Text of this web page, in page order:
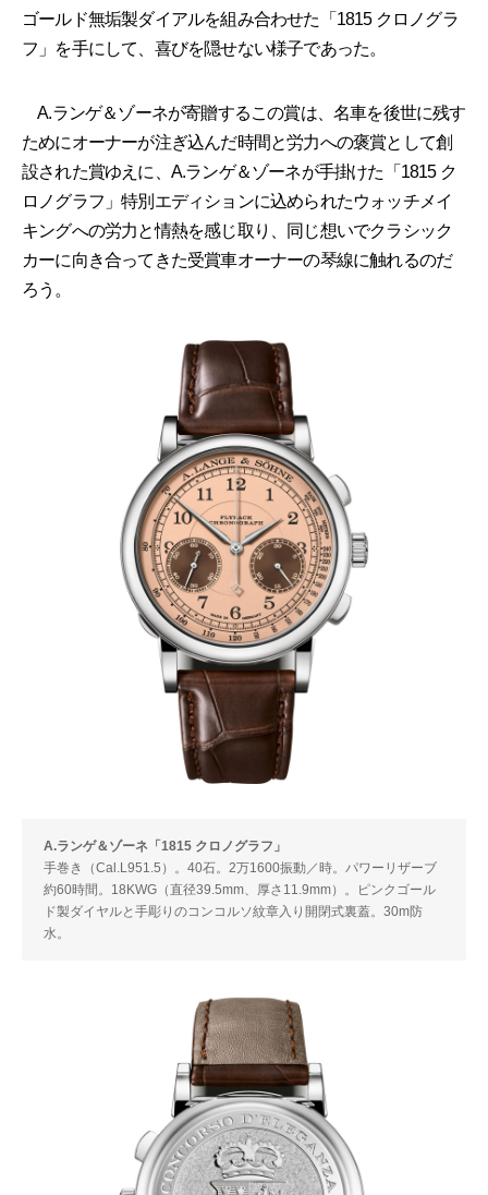
ゴールド無垢製ダイアルを組み合わせた「1815 クロノグラ
フ」を手にして、喜びを隠せない様子であった。
A.ランゲ＆ゾーネが寄贈するこの賞は、名車を後世に残す
ためにオーナーが注ぎ込んだ時間と労力への褒賞として創
設された賞ゆえに、A.ランゲ＆ゾーネが手掛けた「1815 ク
ロノグラフ」特別エディションに込められたウォッチメイ
キングへの労力と情熱を感じ取り、同じ想いでクラシック
カーに向き合ってきた受賞車オーナーの琴線に触れるのだ
ろう。
A.ランゲ＆ゾーネ「1815 クロノグラフ」
手巻き（Cal.L951.5）。40石。2万1600振動／時。パワーリザーブ
約60時間。18KWG（直径39.5mm、厚さ11.9mm）。ピンクゴール
ド製ダイヤルと手彫りのコンコルソ紋章入り開閉式裏蓋。30m防
水。